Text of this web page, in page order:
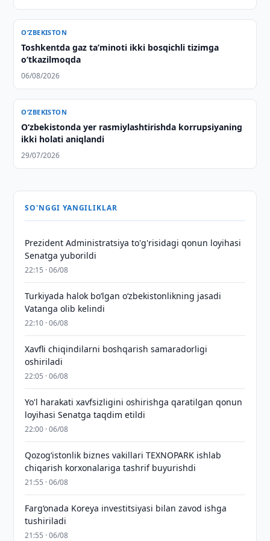
O‘ZBEKISTON
Toshkentda gaz taʼminoti ikki bosqichli tizimga
o‘tkazilmoqda
06/08/2026
O‘ZBEKISTON
O‘zbekistonda yer rasmiylashtirishda korrupsiyaning
ikki holati aniqlandi
29/07/2026
SO'NGGI YANGILIKLAR
Prezident Administratsiya to'g'risidagi qonun loyihasi
Senatga yuborildi
22:15 · 06/08
Turkiyada halok bo‘lgan o‘zbekistonlikning jasadi
Vatanga olib kelindi
22:10 · 06/08
Xavfli chiqindilarni boshqarish samaradorligi
oshiriladi
22:05 · 06/08
Yo'l harakati xavfsizligini oshirishga qaratilgan qonun
loyihasi Senatga taqdim etildi
22:00 · 06/08
Qozogʻistonlik biznes vakillari TEXNOPARK ishlab
chiqarish korxonalariga tashrif buyurishdi
21:55 · 06/08
Farg‘onada Koreya investitsiyasi bilan zavod ishga
tushiriladi
21:55 · 06/08